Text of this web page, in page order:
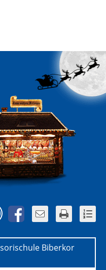
Biberkor